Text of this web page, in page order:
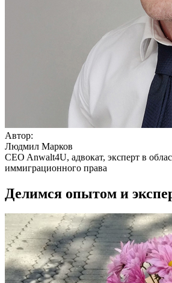
Автор:
Людмил Марков
CEO Anwalt4U, адвокат, эксперт в
иммиграционного права
Делимся опытом и